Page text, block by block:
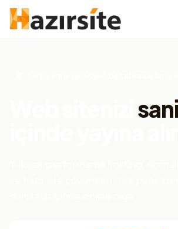
içinde yayına